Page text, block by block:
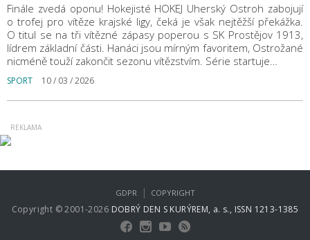
Finále zvedá oponu! Hokejisté HOKEJ Uherský Ostroh zabojují
o trofej pro vítěze krajské ligy, čeká je však nejtěžší překážka.
O titul se na tři vítězné zápasy poperou s SK Prostějov 1913,
lídrem základní části. Hanáci jsou mírným favoritem, Ostrožané
nicméně touží zakončit sezonu vítězstvím. Série startuje…
SPORT 10 / 03 / 2026
Copyright © 2001-2026 DOBRÝ DEN S KURÝREM, a. s., ISSN 1213-1385
GDPR | COPYRIGHT